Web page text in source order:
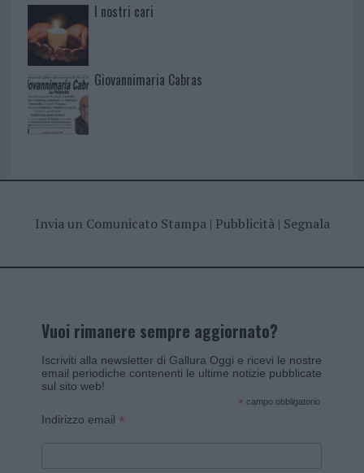
I nostri cari
Giovannimaria Cabras
Invia un Comunicato Stampa| Pubblicità| Segnala
Vuoi rimanere sempre aggiornato?
Iscriviti alla newsletter di Gallura Oggi e ricevi le nostre
email periodiche contenenti le ultime notizie pubblicate
sul sito web!
* campo obbligatorio
Indirizzo email *